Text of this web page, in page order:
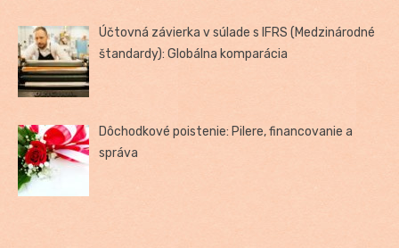
Účtovná závierka v súlade s IFRS (Medzinárodné
štandardy): Globálna komparácia
Dôchodkové poistenie: Pilere, financovanie a
správa